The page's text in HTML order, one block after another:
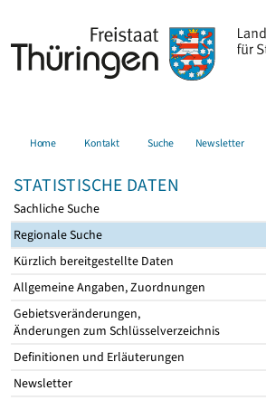
Home Kontakt Suche Newsletter
STATISTISCHE DATEN
Sachliche Suche
Regionale Suche
Kürzlich bereitgestellte Daten
Allgemeine Angaben, Zuordnungen
Gebietsveränderungen,
Änderungen zum Schlüsselverzeichnis
Definitionen und Erläuterungen
Newsletter